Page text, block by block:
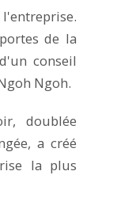
de la
conseil
Ngoh.
doublée
a créé
la plus